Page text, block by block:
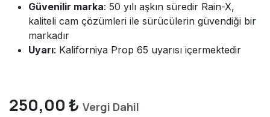
Güvenilir marka: 50 yılı aşkın süredir Rain-X,
kaliteli cam çözümleri ile sürücülerin güvendiği bir
markadır
Uyarı: Kaliforniya Prop 65 uyarısı içermektedir
250,00 ₺ Vergi Dahil